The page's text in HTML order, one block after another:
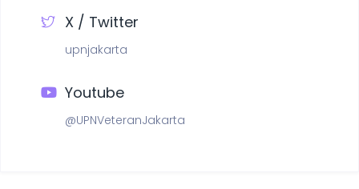
X / Twitter
upnjakarta
Youtube
@UPNVeteranJakarta